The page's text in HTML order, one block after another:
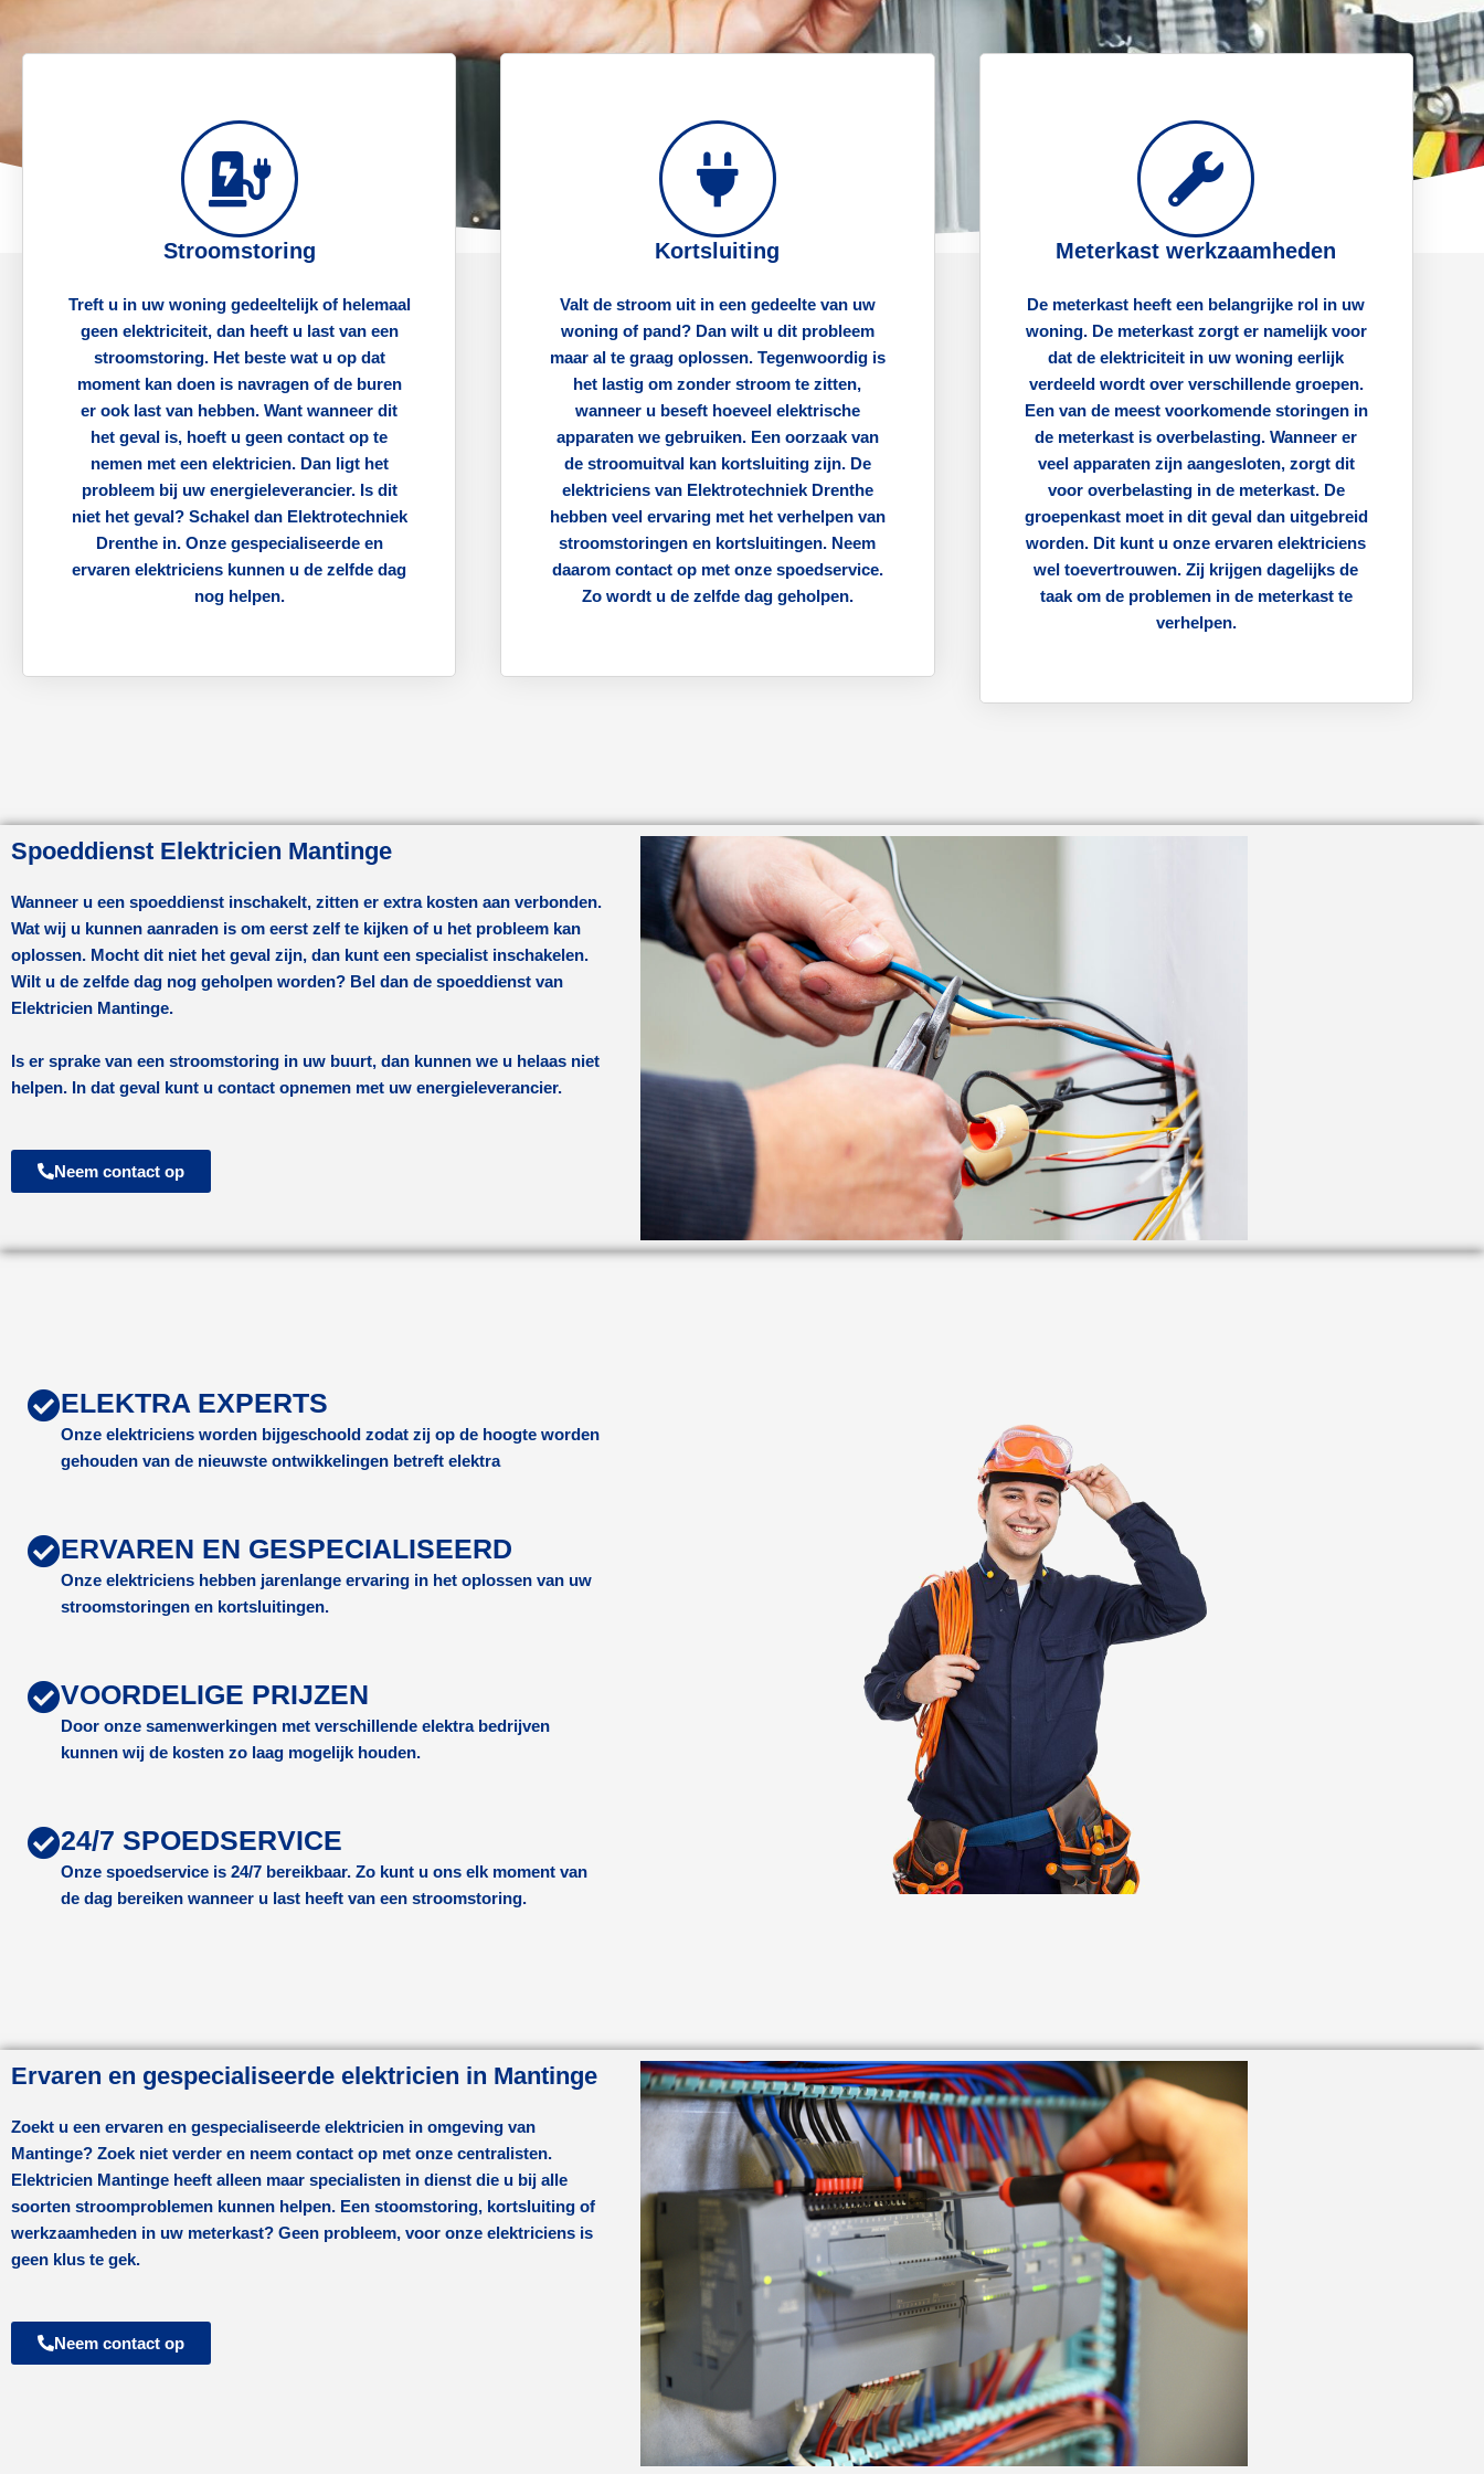
Stroomstoring
Treft u in uw woning gedeeltelijk of helemaal
geen elektriciteit, dan heeft u last van een
stroomstoring. Het beste wat u op dat
moment kan doen is navragen of de buren
er ook last van hebben. Want wanneer dit
het geval is, hoeft u geen contact op te
nemen met een elektricien. Dan ligt het
probleem bij uw energieleverancier. Is dit
niet het geval? Schakel dan Elektrotechniek
Drenthe in. Onze gespecialiseerde en
ervaren elektriciens kunnen u de zelfde dag
nog helpen.
Kortsluiting
Valt de stroom uit in een gedeelte van uw
woning of pand? Dan wilt u dit probleem
maar al te graag oplossen. Tegenwoordig is
het lastig om zonder stroom te zitten,
wanneer u beseft hoeveel elektrische
apparaten we gebruiken. Een oorzaak van
de stroomuitval kan kortsluiting zijn. De
elektriciens van Elektrotechniek Drenthe
hebben veel ervaring met het verhelpen van
stroomstoringen en kortsluitingen. Neem
daarom contact op met onze spoedservice.
Zo wordt u de zelfde dag geholpen.
Meterkast werkzaamheden
De meterkast heeft een belangrijke rol in uw
woning. De meterkast zorgt er namelijk voor
dat de elektriciteit in uw woning eerlijk
verdeeld wordt over verschillende groepen.
Een van de meest voorkomende storingen in
de meterkast is overbelasting. Wanneer er
veel apparaten zijn aangesloten, zorgt dit
voor overbelasting in de meterkast. De
groepenkast moet in dit geval dan uitgebreid
worden. Dit kunt u onze ervaren elektriciens
wel toevertrouwen. Zij krijgen dagelijks de
taak om de problemen in de meterkast te
verhelpen.
Spoeddienst Elektricien Mantinge
Wanneer u een spoeddienst inschakelt, zitten er extra kosten aan verbonden.
Wat wij u kunnen aanraden is om eerst zelf te kijken of u het probleem kan
oplossen. Mocht dit niet het geval zijn, dan kunt een specialist inschakelen.
Wilt u de zelfde dag nog geholpen worden? Bel dan de spoeddienst van
Elektricien Mantinge.
Is er sprake van een stroomstoring in uw buurt, dan kunnen we u helaas niet
helpen. In dat geval kunt u contact opnemen met uw energieleverancier.
Neem contact op
ELEKTRA EXPERTS
Onze elektriciens worden bijgeschoold zodat zij op de hoogte worden
gehouden van de nieuwste ontwikkelingen betreft elektra
ERVAREN EN GESPECIALISEERD
Onze elektriciens hebben jarenlange ervaring in het oplossen van uw
stroomstoringen en kortsluitingen.
VOORDELIGE PRIJZEN
Door onze samenwerkingen met verschillende elektra bedrijven
kunnen wij de kosten zo laag mogelijk houden.
24/7 SPOEDSERVICE
Onze spoedservice is 24/7 bereikbaar. Zo kunt u ons elk moment van
de dag bereiken wanneer u last heeft van een stroomstoring.
Ervaren en gespecialiseerde elektricien in Mantinge
Zoekt u een ervaren en gespecialiseerde elektricien in omgeving van
Mantinge? Zoek niet verder en neem contact op met onze centralisten.
Elektricien Mantinge heeft alleen maar specialisten in dienst die u bij alle
soorten stroomproblemen kunnen helpen. Een stoomstoring, kortsluiting of
werkzaamheden in uw meterkast? Geen probleem, voor onze elektriciens is
geen klus te gek.
Neem contact op